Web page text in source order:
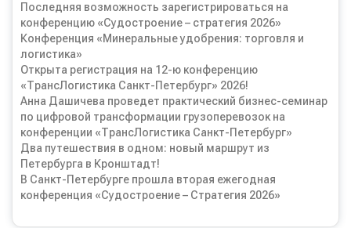
Последняя возможность зарегистрироваться на
конференцию «Судостроение – стратегия 2026»
Конференция «Минеральные удобрения: торговля и
логистика»
Открыта регистрация на 12-ю конференцию
«ТрансЛогистика Санкт-Петербург» 2026!
Анна Дашичева проведет практический бизнес-семинар
по цифровой трансформации грузоперевозок на
конференции «ТрансЛогистика Санкт-Петербург»
Два путешествия в одном: новый маршрут из
Петербурга в Кронштадт!
В Санкт-Петербурге прошла вторая ежегодная
конференция «Судостроение – Стратегия 2026»